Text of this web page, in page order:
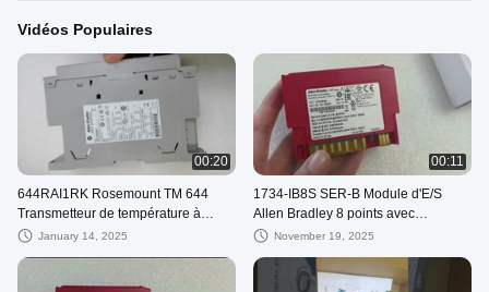
Vidéos Populaires
00:20
644RAI1RK Rosemount TM 644
Transmetteur de température à
montage de rails importé tout neuf
January 14, 2025
00:11
1734-IB8S SER-B Module d'E/S
Allen Bradley 8 points avec
diagnostic et protection contre les
November 19, 2025